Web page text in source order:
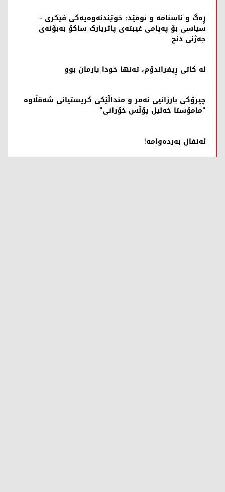
ڕەگ و ناسنامە و ئومێد: خوێندنەوەیەکی فیکری -
سیاسی بۆ پەیامی غیبتەی پاتریارک ساکۆ بەبۆنەی
جەژنی دنح
لە کاتی ڕیفراندۆم، تەنها خودا یارمان بوو
چیرۆکی بارزانیی نەمر و منداڵێکی کریستیانی شەقڵاوە
"مامۆستا خەلیل پۆڵس خۆرانی"
ئه‌نفال به‌رده‌وامه‌!